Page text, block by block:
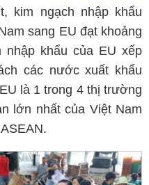
kim ngạch nhập khẩu
sang EU đạt khoảng
nhập khẩu của EU xếp
các nước xuất khẩu
là 1 trong 4 thị trường
lớn nhất của Việt Nam